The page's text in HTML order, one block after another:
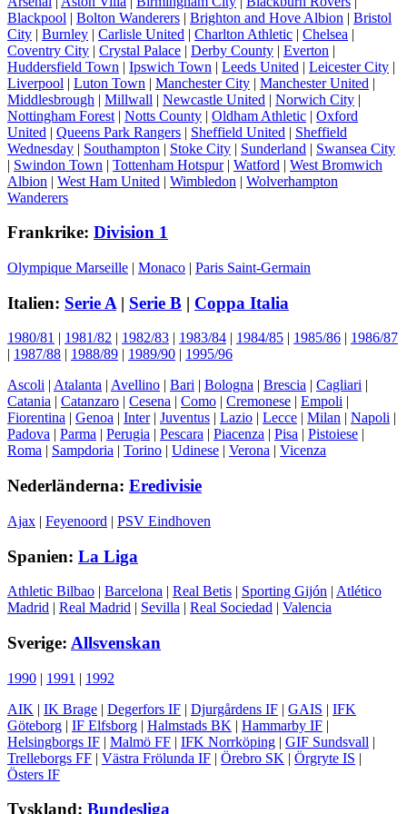
Blackpool | Bolton Wanderers | Brighton and Hove Albion | Bristol
City | Burnley | Carlisle United | Charlton Athletic | Chelsea |
Coventry City | Crystal Palace | Derby County | Everton |
Huddersfield Town | Ipswich Town | Leeds United | Leicester City |
Liverpool | Luton Town | Manchester City | Manchester United |
Middlesbrough | Millwall | Newcastle United | Norwich City |
Nottingham Forest | Notts County | Oldham Athletic | Oxford
United | Queens Park Rangers | Sheffield United | Sheffield
Wednesday | Southampton | Stoke City | Sunderland | Swansea City
| Swindon Town | Tottenham Hotspur| Watford | West Bromwich
Albion | West Ham United | Wimbledon | Wolverhampton
Wanderers
Frankrike: Division 1
Olympique Marseille | Monaco | Paris Saint-Germain
Italien: Serie A | Serie B | Coppa Italia
1980/81 | 1981/82 | 1982/83 | 1983/84 | 1984/85 | 1985/86 | 1986/87
| 1987/88 | 1988/89 | 1989/90 | 1995/96
Ascoli | Atalanta | Avellino | Bari | Bologna | Brescia | Cagliari |
Catania | Catanzaro | Cesena | Como | Cremonese | Empoli |
Fiorentina | Genoa | Inter| Juventus | Lazio | Lecce | Milan | Napoli |
Padova | Parma | Perugia | Pescara | Piacenza | Pisa | Pistoiese |
Roma | Sampdoria | Torino | Udinese | Verona | Vicenza
Nederländerna: Eredivisie
Ajax | Feyenoord | PSV Eindhoven
Spanien: La Liga
Athletic Bilbao | Barcelona | Real Betis | Sporting Gijón | Atlético
Madrid | Real Madrid | Sevilla | Real Sociedad | Valencia
Sverige: Allsvenskan
1990 | 1991 | 1992
AIK | IK Brage | Degerfors IF | Djurgårdens IF | GAIS | IFK
Göteborg | IF Elfsborg | Halmstads BK | Hammarby IF |
Helsingborgs IF | Malmö FF | IFK Norrköping | GIF Sundsvall |
Trelleborgs FF | Västra Frölunda IF | Örebro SK | Örgryte IS |
Östers IF
Tyskland: Bundesliga